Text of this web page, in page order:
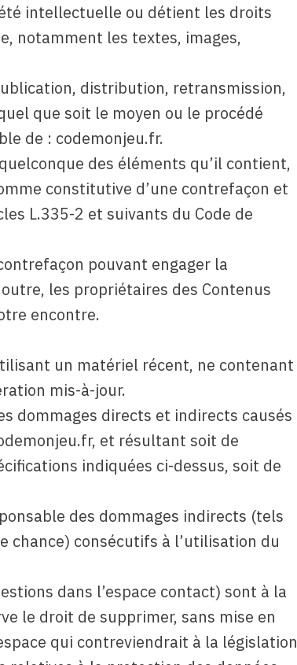
intellectuelle ou détient les droits
notamment les textes, images,
distribution, retransmission,
que soit le moyen ou le procédé
de : codemonjeu.fr.
des éléments qu’il contient,
constitutive d’une contrefaçon et
L.335-2 et suivants du Code de
pouvant engager la
les propriétaires des Contenus
encontre.
un matériel récent, ne contenant
mis-à-jour.
dommages directs et indirects causés
et résultant soit de
indiquées ci-dessus, soit de
des dommages indirects (tels
chance) consécutifs à l’utilisation du
dans l’espace contact) sont à la
le droit de supprimer, sans mise en
qui contreviendrait à la législation